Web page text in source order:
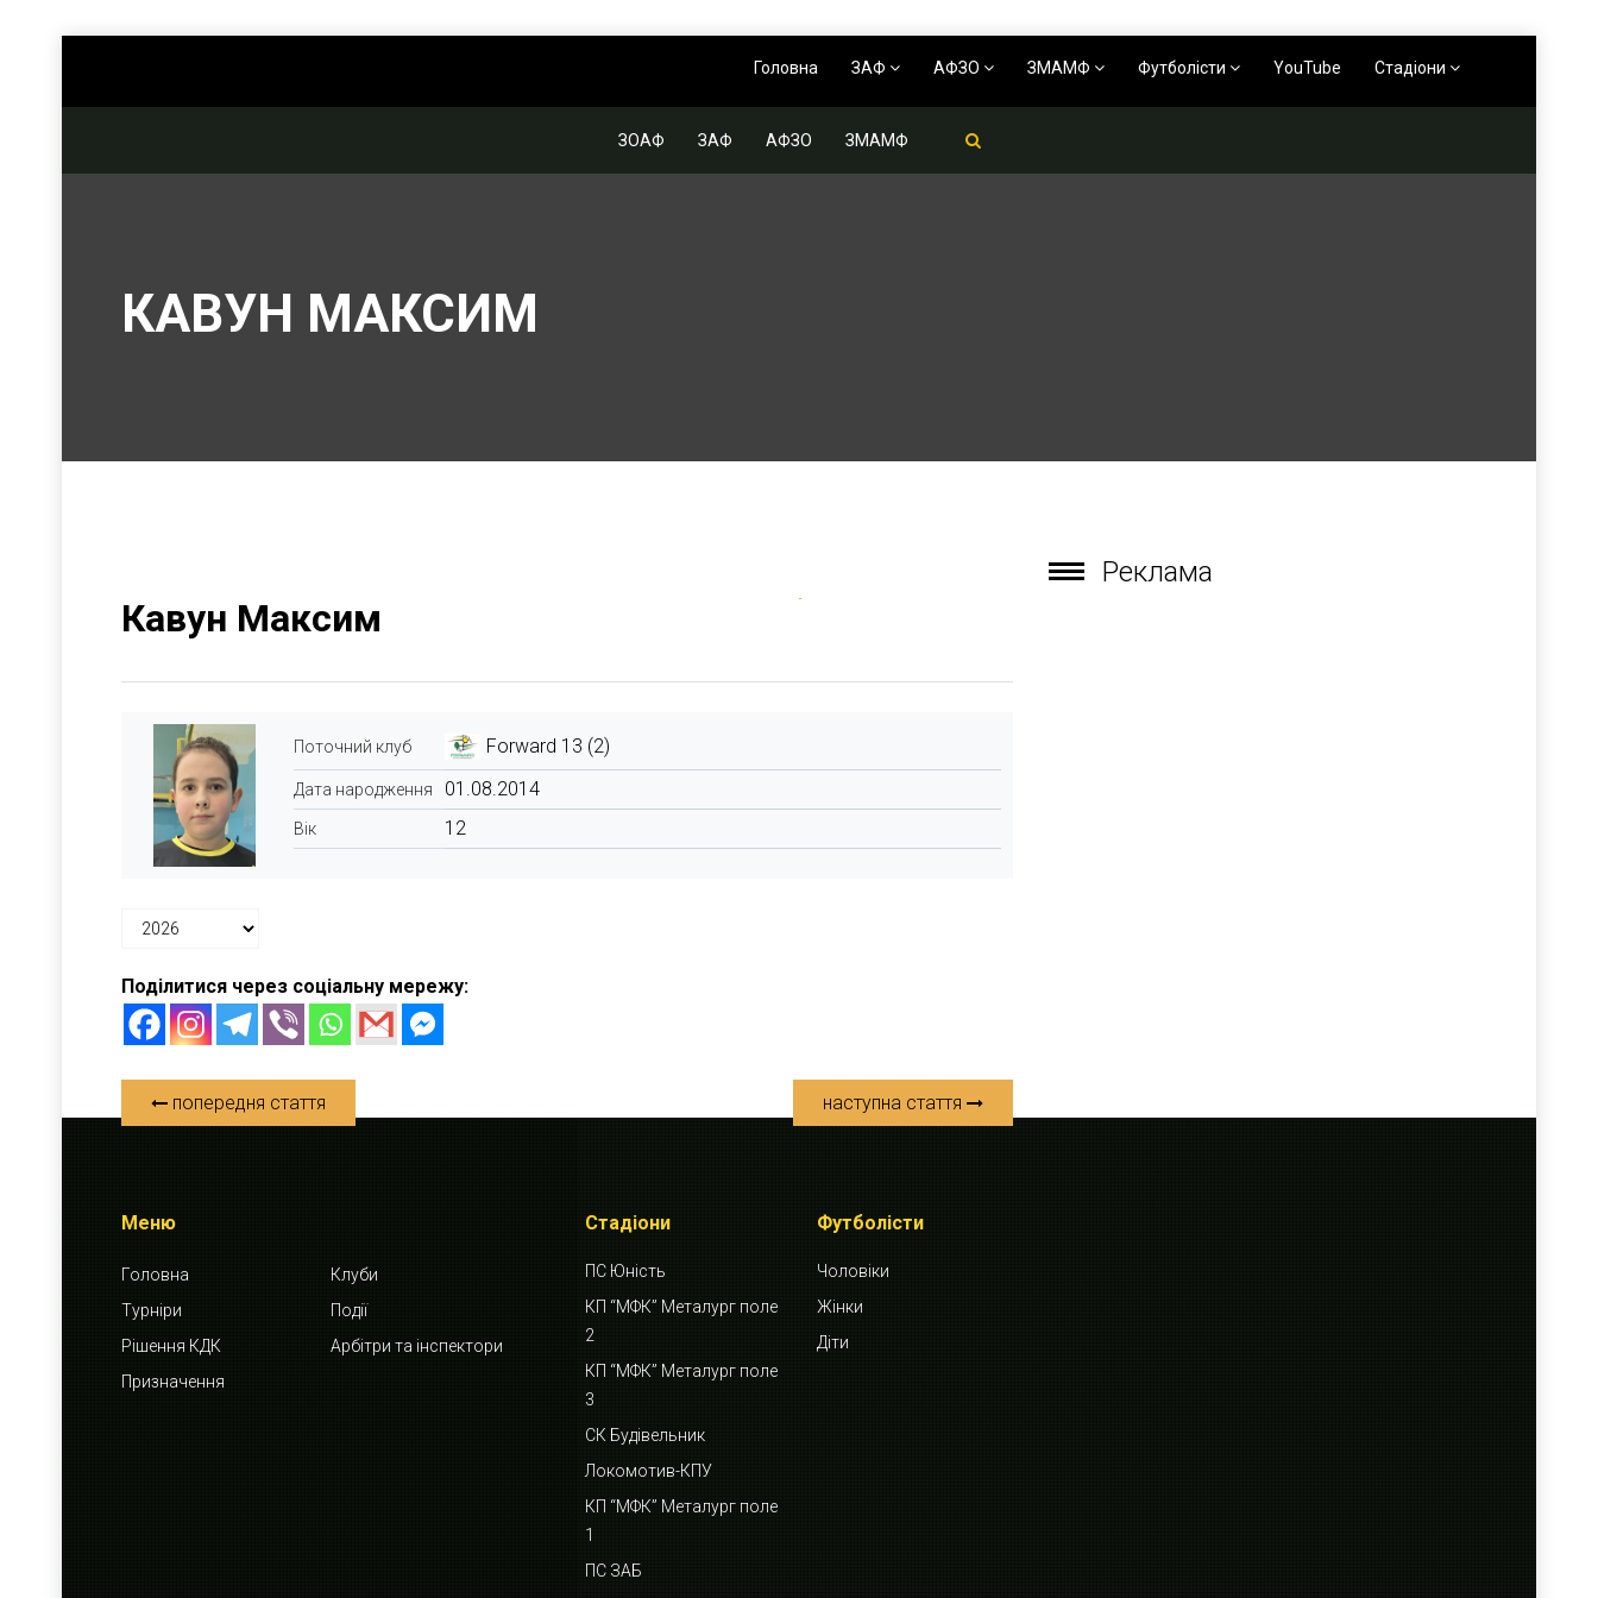
Головна ЗАФ АФЗО ЗМАМФ Футболісти YouTube Стадіони
ЗОАФ ЗАФ АФЗО ЗМАМФ
КАВУН МАКСИМ
Кавун Максим
Поточний клуб Forward 13 (2)
Дата народження 01.08.2014
Вік 12
Поділитися через соціальну мережу:
попередня стаття наступна стаття
Реклама
Меню
Головна
Клуби
Турніри
Події
Рішення КДК
Арбітри та інспектори
Призначення
Стадіони
ПС Юність
КП “МФК” Металург поле
2
КП “МФК” Металург поле
3
СК Будівельник
Локомотив-КПУ
КП “МФК” Металург поле
1
ПС ЗАБ
Футболісти
Чоловіки
Жінки
Діти